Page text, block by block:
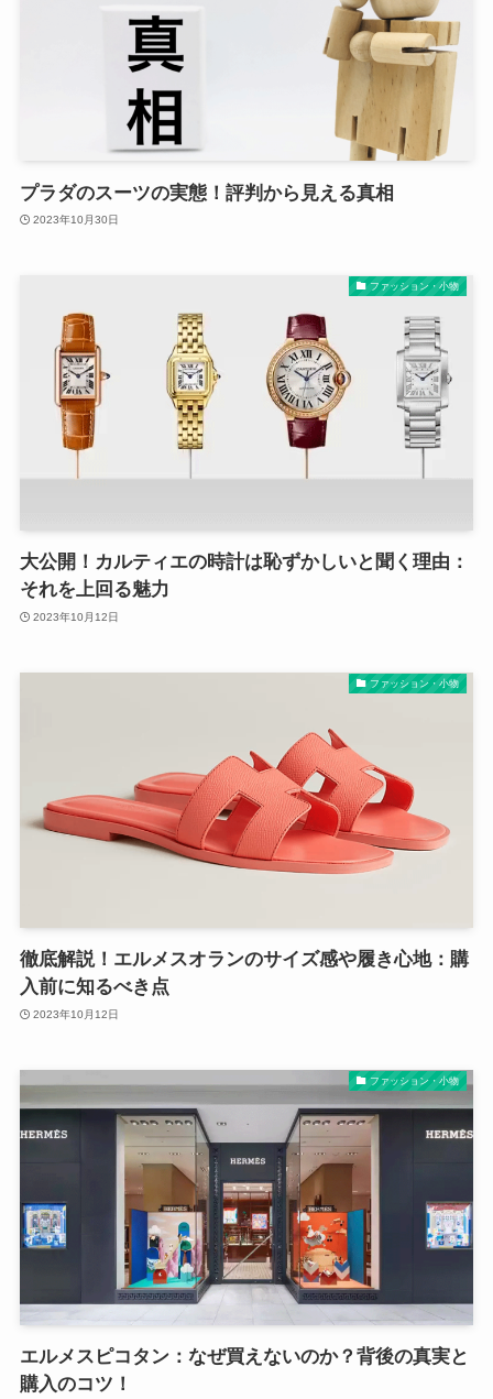
プラダのスーツの実態！評判から見える真相
2023年10月30日
ファッション・小物
大公開！カルティエの時計は恥ずかしいと聞く理由：
それを上回る魅力
2023年10月12日
ファッション・小物
徹底解説！エルメスオランのサイズ感や履き心地：購
入前に知るべき点
2023年10月12日
ファッション・小物
エルメスピコタン：なぜ買えないのか？背後の真実と
購入のコツ！